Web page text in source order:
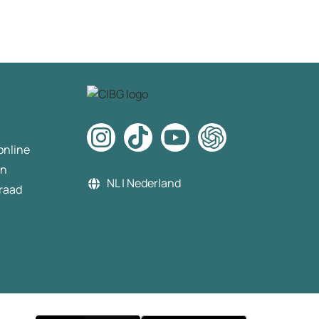
en hoe op te lossen. Ik
als antwoord mijn
te annuleren en dan
een externe partner en
NL | Nederland